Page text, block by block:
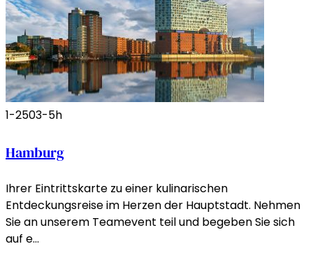
1-2503-5h
Hamburg
Ihrer Eintrittskarte zu einer kulinarischen
Entdeckungsreise im Herzen der Hauptstadt. Nehmen
Sie an unserem Teamevent teil und begeben Sie sich
auf e…